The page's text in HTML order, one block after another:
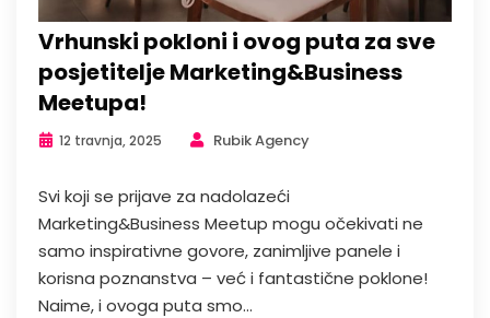
Vrhunski pokloni i ovog puta za sve
posjetitelje Marketing&Business
Meetupa!
12 travnja, 2025 Rubik Agency
Svi koji se prijave za nadolazeći
Marketing&Business Meetup mogu očekivati ne
samo inspirativne govore, zanimljive panele i
korisna poznanstva – već i fantastične poklone!
Naime, i ovoga puta smo...